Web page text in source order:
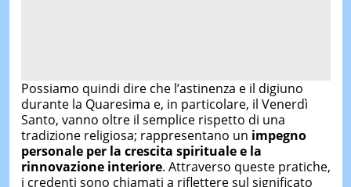
Possiamo quindi dire che l’astinenza e il digiuno
durante la Quaresima e, in particolare, il Venerdì
Santo, vanno oltre il semplice rispetto di una
tradizione religiosa; rappresentano un impegno
personale per la crescita spirituale e la
rinnovazione interiore. Attraverso queste pratiche,
i credenti sono chiamati a riflettere sul significato